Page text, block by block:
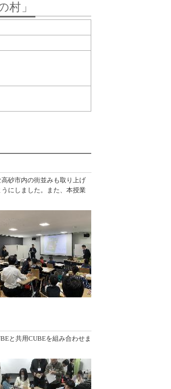
村」
砂市内の街並みも取り上げ
にしました。また、本授業
と共用CUBEを組み合わせま